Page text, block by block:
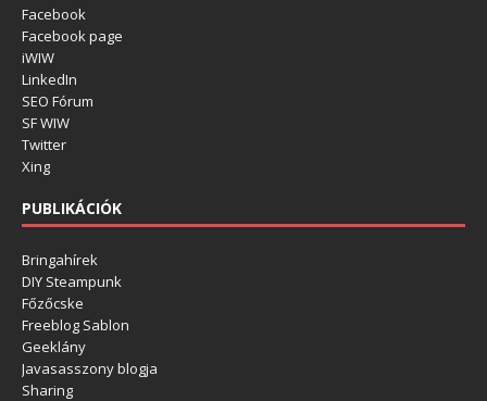
Facebook
Facebook page
iWIW
LinkedIn
SEO Fórum
SF WIW
Twitter
Xing
PUBLIKÁCIÓK
Bringahírek
DIY Steampunk
Főzőcske
Freeblog Sablon
Geeklány
Javasasszony blogja
Sharing